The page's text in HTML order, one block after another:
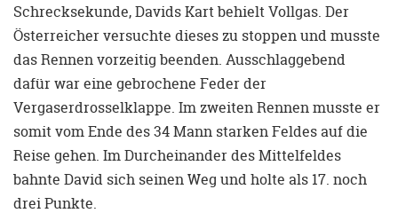
Schrecksekunde, Davids Kart behielt Vollgas. Der
Österreicher versuchte dieses zu stoppen und musste
das Rennen vorzeitig beenden. Ausschlaggebend
dafür war eine gebrochene Feder der
Vergaserdrosselklappe. Im zweiten Rennen musste er
somit vom Ende des 34 Mann starken Feldes auf die
Reise gehen. Im Durcheinander des Mittelfeldes
bahnte David sich seinen Weg und holte als 17. noch
drei Punkte.